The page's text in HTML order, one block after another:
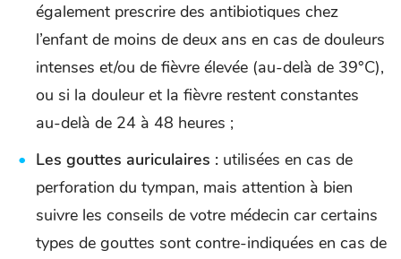
également prescrire des antibiotiques chez
l’enfant de moins de deux ans en cas de douleurs
intenses et/ou de fièvre élevée (au-delà de 39°C),
ou si la douleur et la fièvre restent constantes
au-delà de 24 à 48 heures ;
Les gouttes auriculaires : utilisées en cas de
perforation du tympan, mais attention à bien
suivre les conseils de votre médecin car certains
types de gouttes sont contre-indiquées en cas de